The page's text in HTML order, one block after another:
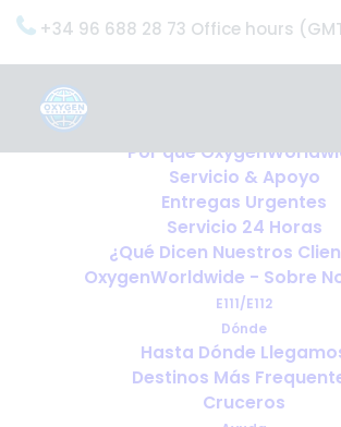
+34 96 688 28 73 Office hours
OxygenWorldwide (¿Qué
Por qué
Servicio & Apoyo
Entregas Urgentes
Servicio 24 Horas
¿Qué Dicen Nuestros
OxygenWorldwide - Sobre
E111/E112
Dónde
Hasta Dónde
Destinos Más
Cruceros